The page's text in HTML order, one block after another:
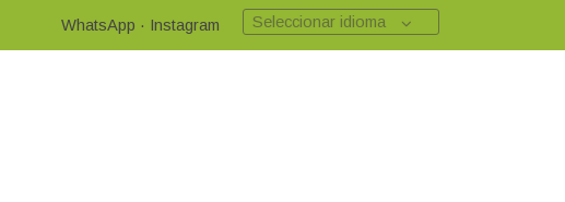
WhatsApp · Instagram Seleccionar idioma